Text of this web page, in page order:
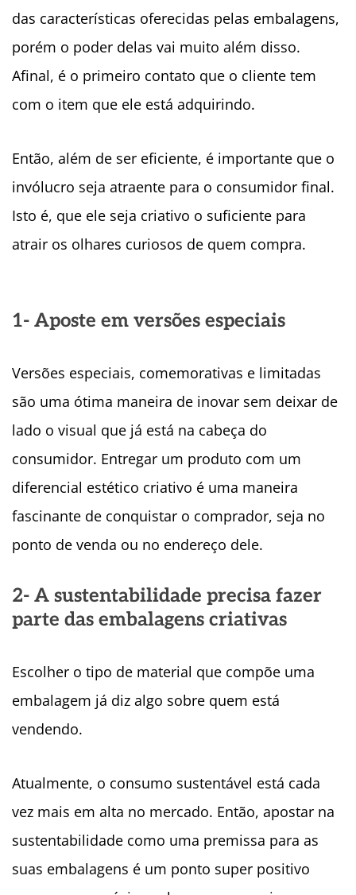
das características oferecidas pelas embalagens,
porém o poder delas vai muito além disso.
Afinal, é o primeiro contato que o cliente tem
com o item que ele está adquirindo.
Então, além de ser eficiente, é importante que o
invólucro seja atraente para o consumidor final.
Isto é, que ele seja criativo o suficiente para
atrair os olhares curiosos de quem compra.
1- Aposte em versões especiais
Versões especiais, comemorativas e limitadas
são uma ótima maneira de inovar sem deixar de
lado o visual que já está na cabeça do
consumidor. Entregar um produto com um
diferencial estético criativo é uma maneira
fascinante de conquistar o comprador, seja no
ponto de venda ou no endereço dele.
2- A sustentabilidade precisa fazer
parte das embalagens criativas
Escolher o tipo de material que compõe uma
embalagem já diz algo sobre quem está
vendendo.
Atualmente, o consumo sustentável está cada
vez mais em alta no mercado. Então, apostar na
sustentabilidade como uma premissa para as
suas embalagens é um ponto super positivo